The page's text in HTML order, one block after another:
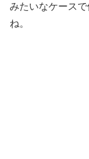
みたいなケース
ね。